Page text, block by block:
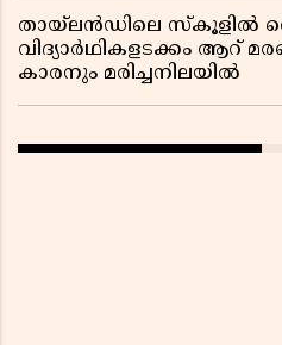
തായ്‌ലൻഡിലെ സ്‌കൂളിൽ
വിദ്യാർഥികളടക്കം ആറ്
കാരനും മരിച്ചനിലയിൽ